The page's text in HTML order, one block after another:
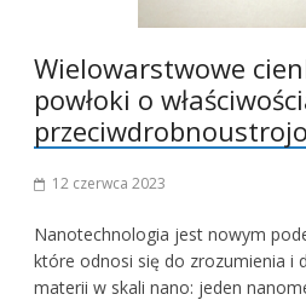
Wielowarstwowe
powłoki o
12 czerwca 2023
Nanotechnologia jest nowym
które odnosi się do zrozumienia i
materii w skali nano: jeden